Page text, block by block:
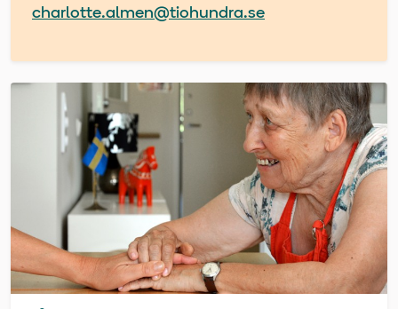
charlotte.almen@tiohundra.se